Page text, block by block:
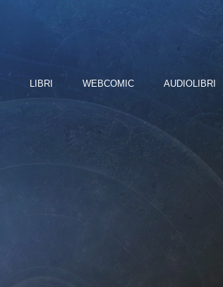
LIBRI WEBCOMIC AUDIOLIBRI